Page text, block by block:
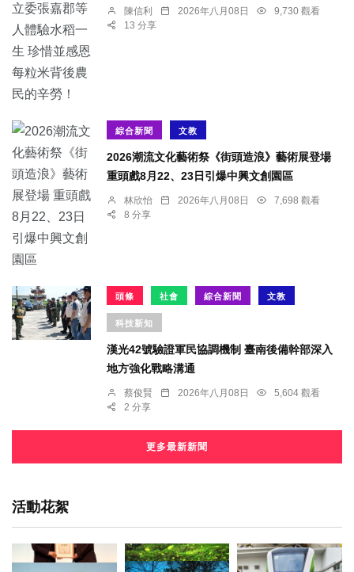
陳信利 2026年八月08日
9,730 觀看
13 分享
綜合新聞 文教
2026潮流文化藝術祭《街頭造浪》藝術展登場
重頭戲8月22、23日引爆中興文創園區
林欣怡 2026年八月08日
7,698 觀看
8 分享
頭條 社會 綜合新聞 文教
科技新知
漢光42號驗證軍民協調機制 臺南後備幹部深入
地方強化戰略溝通
蔡俊賢 2026年八月08日
5,604 觀看
2 分享
更多最新新聞
活動花絮